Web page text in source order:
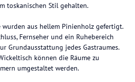
toskanischen Stil gehalten.
wurden aus hellem Pinienholz gefertigt.
Fernseher und ein Ruhebereich
Grundausstattung jedes Gastraumes.
können die Räume zu
umgestaltet werden.